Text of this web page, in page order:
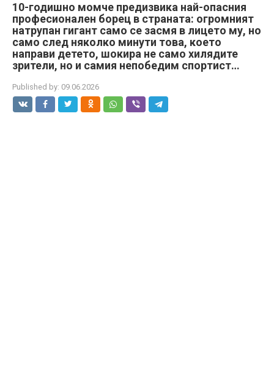
10-годишно момче предизвика най-опасния
професионален борец в страната: огромният
натрупан гигант само се засмя в лицето му, но
само след няколко минути това, което
направи детето, шокира не само хилядите
зрители, но и самия непобедим спортист…
Published by: 09.06.2026